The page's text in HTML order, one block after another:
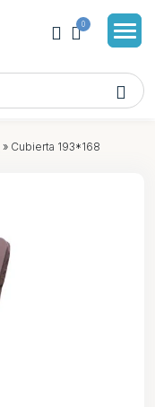
0
» Cubierta 193*168